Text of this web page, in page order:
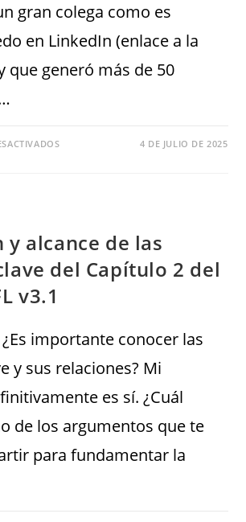
gran colega como es
en LinkedIn (enlace a la
que generó más de 50
4 DE JULIO DE 2025
alcance de las
del Capítulo 2 del
v3.1
importante conocer las
y sus relaciones? Mi
es sí. ¿Cuál
de los argumentos que te
para fundamentar la